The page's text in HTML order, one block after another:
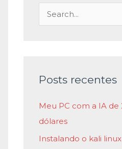
u
s
a
r
Posts recentes
Meu PC com a IA de
dólares
Instalando o kali linux